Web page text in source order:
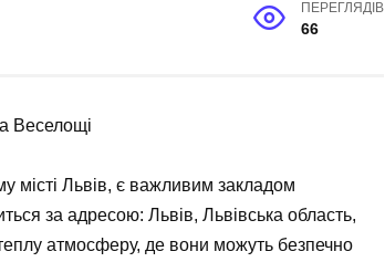
ПЕРЕГЛЯДІВ
66
Веселощі
Львів, є важливим закладом
за адресою: Львів, Львівська область,
атмосферу, де вони можуть безпечно